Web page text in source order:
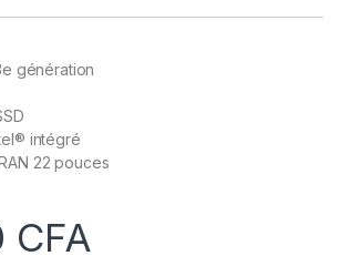
génération
intégré
22 pouces
CFA